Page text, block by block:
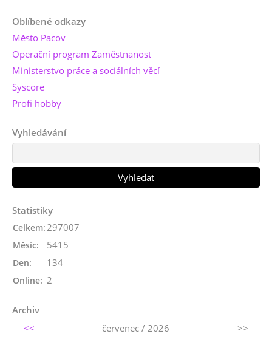
Oblíbené odkazy
Město Pacov
Operační program Zaměstnanost
Ministerstvo práce a sociálních věcí
Syscore
Profi hobby
Vyhledávání
Statistiky
Online: 2
Celkem: 297007
Měsíc: 5415
Den: 134
Archiv
<<
červenec / 2026 >>